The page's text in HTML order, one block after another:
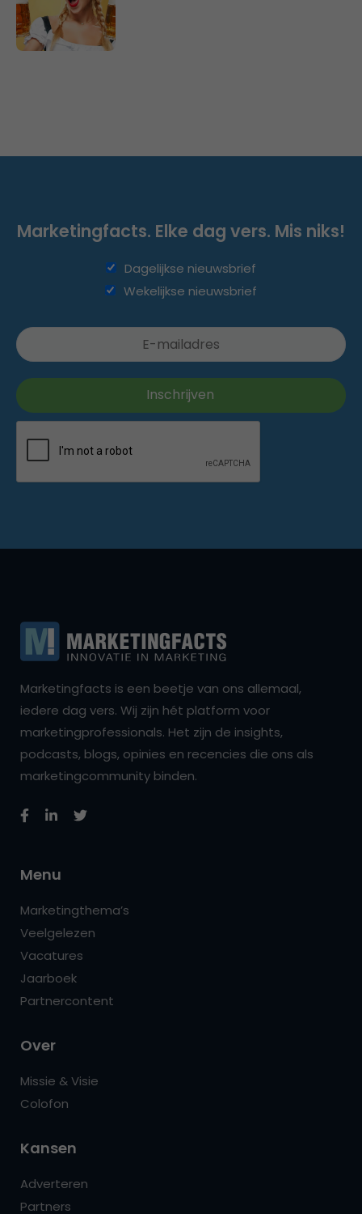
Marketingfacts. Elke dag vers. Mis niks!
Dagelijkse nieuwsbrief
Wekelijkse nieuwsbrief
Marketingfacts is een beetje van ons allemaal,
iedere dag vers. Wij zijn hét platform voor
marketingprofessionals. Het zijn de insights,
podcasts, blogs, opinies en recencies die ons als
marketingcommunity binden.
Menu
Marketingthema’s
Veelgelezen
Vacatures
Jaarboek
Partnercontent
Over
Missie & Visie
Colofon
Kansen
Adverteren
Partners